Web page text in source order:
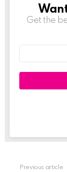
Get the
Previous article